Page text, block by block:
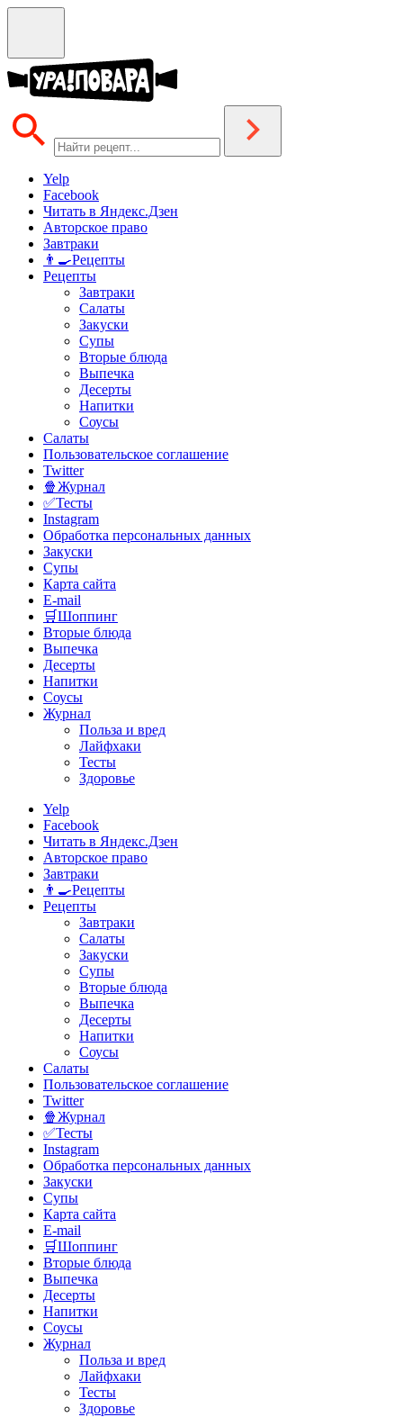
Yelp
Facebook
Читать в Яндекс.Дзен
Авторское право
Завтраки
👨‍🍳Рецепты
Рецепты
Завтраки
Салаты
Закуски
Супы
Вторые блюда
Выпечка
Десерты
Напитки
Соусы
Салаты
Пользовательское соглашение
Twitter
🍿Журнал
✅Тесты
Instagram
Обработка персональных данных
Закуски
Супы
Карта сайта
E-mail
🛒Шоппинг
Вторые блюда
Выпечка
Десерты
Напитки
Соусы
Журнал
Польза и вред
Лайфхаки
Тесты
Здоровье
Yelp
Facebook
Читать в Яндекс.Дзен
Авторское право
Завтраки
👨‍🍳Рецепты
Рецепты
Завтраки
Салаты
Закуски
Супы
Вторые блюда
Выпечка
Десерты
Напитки
Соусы
Салаты
Пользовательское соглашение
Twitter
🍿Журнал
✅Тесты
Instagram
Обработка персональных данных
Закуски
Супы
Карта сайта
E-mail
🛒Шоппинг
Вторые блюда
Выпечка
Десерты
Напитки
Соусы
Журнал
Польза и вред
Лайфхаки
Тесты
Здоровье